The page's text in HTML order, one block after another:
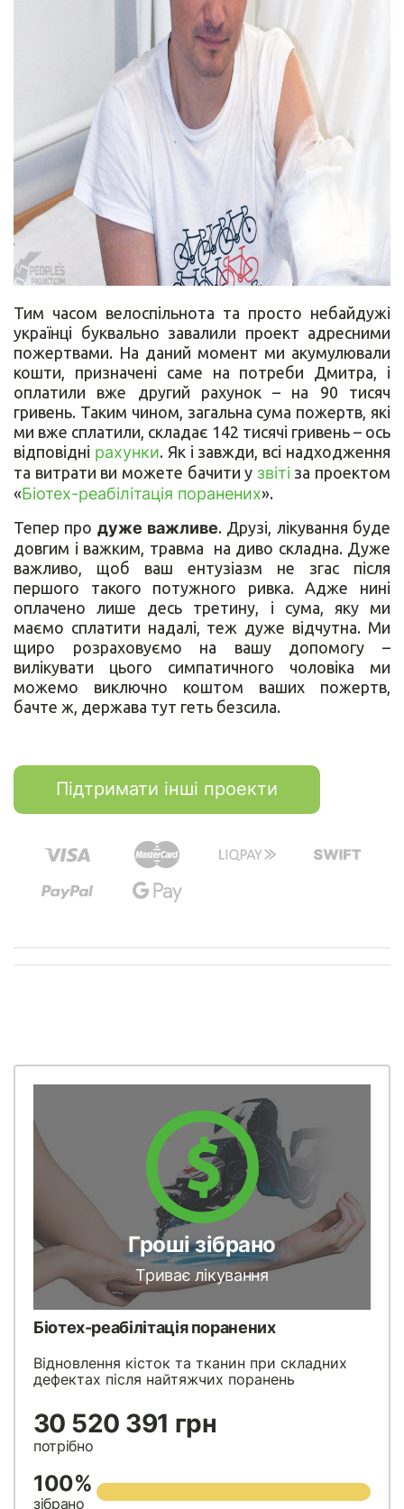
Тим часом велоспільнота та просто небайдужі
українці буквально завалили проект адресними
пожертвами. На даний момент ми акумулювали
кошти, призначені саме на потреби Дмитра, і
оплатили вже другий рахунок – на 90 тисяч
гривень. Таким чином, загальна сума пожертв, які
ми вже сплатили, складає 142 тисячі гривень – ось
відповідні рахунки. Як і завжди, всі надходження
та витрати ви можете бачити у звітіза проектом
«Біотех-реабілітація поранених».
Тепер про дуже важливе. Друзі, лікування буде
довгим і важким, травма на диво складна. Дуже
важливо, щоб ваш ентузіазм не згас після
першого такого потужного ривка. Адже нині
оплачено лише десь третину, і сума, яку ми
маємо сплатити надалі, теж дуже відчутна. Ми
щиро розраховуємо на вашу допомогу –
вилікувати цього симпатичного чоловіка ми
можемо виключно коштом ваших пожертв,
бачте ж, держава тут геть безсила.
Підтримати інші проекти
Гроші зібрано
Триває лікування
Біотех-реабілітація поранених
Відновлення кісток та тканин при складних
дефектах після найтяжчих поранень
30 520 391 грн
потрібно
100%
зібрано